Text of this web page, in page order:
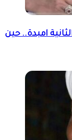
امبدة.. حين